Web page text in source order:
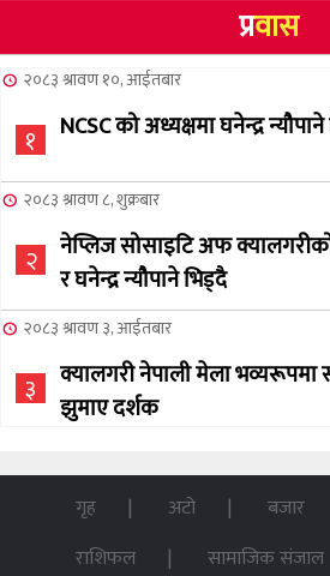
प्रवास
२०८३ श्रावण १०, आईतबार
१ NCSC को अध्यक्षमा घनेन्द्र
२०८३ श्रावण ८, शुक्रबार
२
नेप्लिज सोसाइटि अफ
र घनेन्द्र न्यौपाने भिड्दै
२०८३ श्रावण ३, आईतबार
३
क्यालगरी नेपाली मेला भव्यरूपमा
झुमाए दर्शक
NCSC को अध्यक्ष पदको लागी
गृह अटो बजार
राशिफल
सामाजिक संजाल